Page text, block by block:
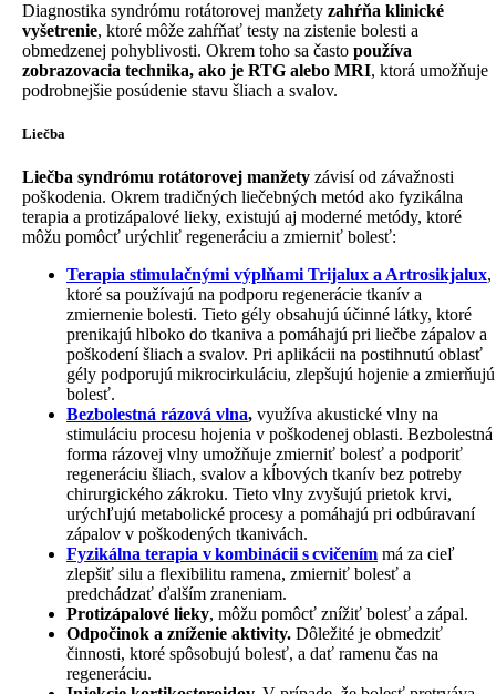
Diagnostika syndrómu rotátorovej manžety zahŕňa klinické
vyšetrenie, ktoré môže zahŕňať testy na zistenie bolesti a
obmedzenej pohyblivosti. Okrem toho sa často používa
zobrazovacia technika, ako je RTG alebo MRI, ktorá umožňuje
podrobnejšie posúdenie stavu šliach a svalov.
Liečba
Liečba syndrómu rotátorovej manžety závisí od závažnosti
poškodenia. Okrem tradičných liečebných metód ako fyzikálna
terapia a protizápalové lieky, existujú aj moderné metódy, ktoré
môžu pomôcť urýchliť regeneráciu a zmierniť bolesť:
Terapia stimulačnými výplňami Trijalux a Artrosikjalux,
ktoré sa používajú na podporu regenerácie tkanív a
zmiernenie bolesti. Tieto gély obsahujú účinné látky, ktoré
prenikajú hlboko do tkaniva a pomáhajú pri liečbe zápalov a
poškodení šliach a svalov. Pri aplikácii na postihnutú oblasť
gély podporujú mikrocirkuláciu, zlepšujú hojenie a zmierňujú
bolesť.
Bezbolestná rázová vlna, využíva akustické vlny na
stimuláciu procesu hojenia v poškodenej oblasti. Bezbolestná
forma rázovej vlny umožňuje zmierniť bolesť a podporiť
regeneráciu šliach, svalov a kĺbových tkanív bez potreby
chirurgického zákroku. Tieto vlny zvyšujú prietok krvi,
urýchľujú metabolické procesy a pomáhajú pri odbúravaní
zápalov v poškodených tkanivách.
Fyzikálna terapia v kombinácii s cvičením má za cieľ
zlepšiť silu a flexibilitu ramena, zmierniť bolesť a
predchádzať ďalším zraneniam.
Protizápalové lieky, môžu pomôcť znížiť bolesť a zápal.
Odpočinok a zníženie aktivity. Dôležité je obmedziť
činnosti, ktoré spôsobujú bolesť, a dať ramenu čas na
regeneráciu.